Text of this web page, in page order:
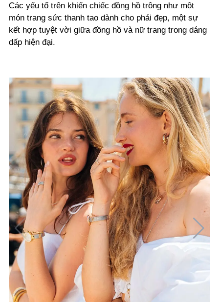
Các yếu tố trên khiến chiếc đồng hồ trông như một
món trang sức thanh tao dành cho phái đẹp, một sự
kết hợp tuyệt vời giữa đồng hồ và nữ trang trong dáng
dấp hiện đại.